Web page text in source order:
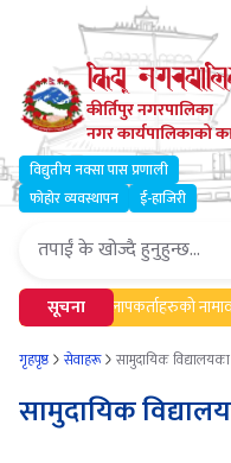
कीर्तिपुर नगरपालिका
नगर कार्यपालिकाको
विद्युतीय नक्सा पास प्रणाली
फोहोर व्यवस्थापन
ई-हाजिरी
सूचनामेलमिलापकर्ताहरुको
गृहपृष्ठ सेवाहरू सामुदायिक
सामुदायिक